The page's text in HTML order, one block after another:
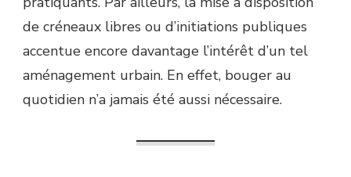
de créneaux libres ou d’initiations publiques
accentue encore davantage l’intérêt d’un tel
aménagement urbain. En effet, bouger au
quotidien n’a jamais été aussi nécessaire.